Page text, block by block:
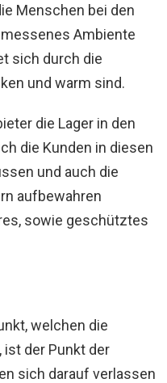
Menschen bei den
Ambiente
sich durch die
und warm sind.
die Lager in den
die Kunden in diesen
und auch die
aufbewahren
sowie geschütztes
welchen die
der Punkt der
sich darauf verlassen